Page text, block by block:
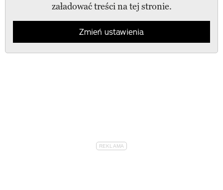
załadować treści na tej stronie.
Zmień ustawienia